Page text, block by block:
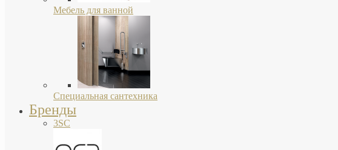
Мебель для ванной
Специальная сантехника
Бренды
3SC